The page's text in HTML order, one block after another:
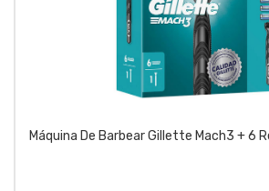
Máquina De Barbear Gillette Mach3 + 6